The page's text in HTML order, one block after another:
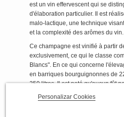
est un vin effervescent qui se
d'élaboration particulier. Il est
malo-lactique, une technique
et la complexité des arômes du vin.
Ce champagne est vinifié à partir
exclusivement, ce qui le classe
Blancs". En ce qui concerne
en barriques bourguignonnes de
350 litres. Il est noté qu'aucun fût
suggère que les barriques ne sont
fabriquées et ont déjà été utilisées
Personalizar Cookies